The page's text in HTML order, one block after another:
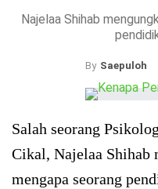
Najelaa Shihab
By Saepuloh
Salah seorang
Cikal, Najelaa Shihab
mengapa seorang